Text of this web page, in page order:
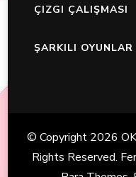
ÇIZGI ÇALIŞMASI
ŞARKILI OYUNLAR
© Copyright 2026
Rights Reserved.